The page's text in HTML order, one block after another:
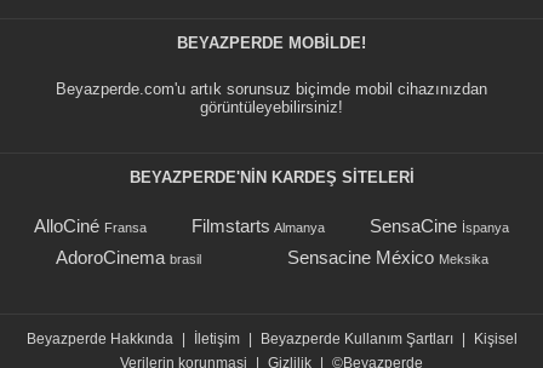
BEYAZPERDE MOBILDE!
Beyazperde.com'u artık sorunsuz biçimde mobil cihazınızdan
görüntüleyebilirsiniz!
BEYAZPERDE'NIN KARDEŞ SİTELERİ
AlloCiné Fransa Filmstarts Almanya SensaCine İspanya
AdoroCinema brasil Sensacine México Meksika
Beyazperde Hakkında İletişim Beyazperde Kullanım Şartları
Kişisel
Verilerin korunmasi
Gizlilik ©Beyazperde